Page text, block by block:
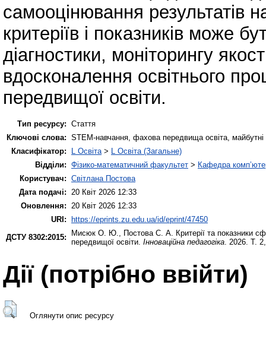
самооцінювання результатів
критеріїв і показників може
діагностики, моніторингу
вдосконалення освітнього
передвищої освіти.
Тип ресурсу: Стаття
Ключові слова: STEM-навчання, фахова передвища освіта, майбутні
Класифікатор:
L Освіта> L Освіта (Загальне)
Відділи: Фізико-математичний факультет > Кафедра
Користувач: Світлана Постова
Дата подачі: 20 Квіт 2026 12:33
Оновлення: 20 Квіт 2026 12:33
URI:
https://eprints.zu.edu.ua/id/eprint/47450
ДСТУ 8302:2015:
Мисюк О. Ю., Постова С. А. Критерії та показники
передвищої освіти. Інноваційна педагогіка. 2026. Т.
Дії ​​(потрібно ввійти)
Оглянути опис ресурсу